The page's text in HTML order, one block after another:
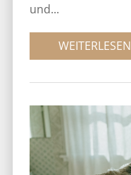
und...
WEITERLESEN